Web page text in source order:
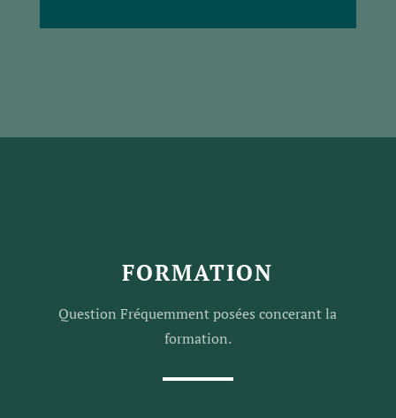
FORMATION
Question Fréquemment posées concerant la
formation.